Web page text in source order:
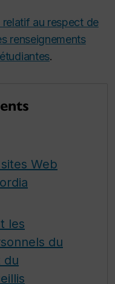
relatif au respect de
renseignements
.
Web
les
du
du